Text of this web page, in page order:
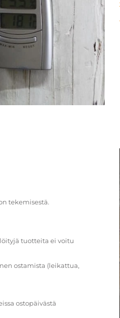
tekemisestä.
tuotteita ei voitu
ostamista (leikattua,
ostopäivästä